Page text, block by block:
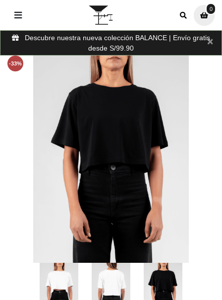
0
0
Descubre nuestra nueva colección BALANCE | Envío gratis
desde S/99.90
×
-33%